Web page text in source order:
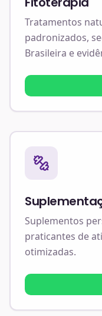
Tratamentos
padronizados,
Brasileira e
Suplementos
praticantes de
otimizadas.